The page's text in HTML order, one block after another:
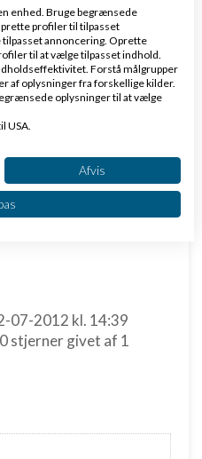
og udtrykket "my five
Dertil er det, som
at huske.
07-2012 kl. 14:39
stjerner givet af 1
enhed. Bruge begrænsede
profiler til tilpasset
annoncering. Oprette
til at vælge tilpasset indhold.
Forstå målgrupper
af oplysninger fra forskellige kilder.
oplysninger til at vælge
USA.
til at vælge
indhold
Afvis